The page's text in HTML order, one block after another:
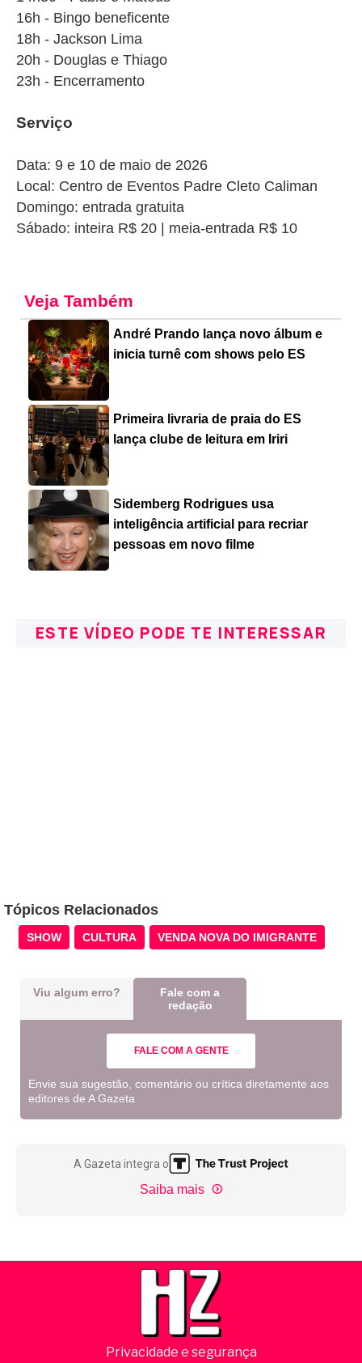
16h - Bingo beneficente
18h - Jackson Lima
20h - Douglas e Thiago
23h - Encerramento
Serviço
Data: 9 e 10 de maio de 2026
Local: Centro de Eventos Padre Cleto Caliman
Domingo: entrada gratuita
Sábado: inteira R$ 20 | meia-entrada R$ 10
Veja Também
André Prando lança novo álbum e
inicia turnê com shows pelo ES
Primeira livraria de praia do ES
lança clube de leitura em Iriri
Sidemberg Rodrigues usa
inteligência artificial para recriar
pessoas em novo filme
ESTE VÍDEO PODE TE INTERESSAR
Tópicos Relacionados
SHOW CULTURA VENDA NOVA DO IMIGRANTE
Viu algum erro?
Fale com a
redação
FALE COM A GENTE
Envie sua sugestão, comentário ou crítica diretamente aos
editores de A Gazeta
A Gazeta integra o
Saiba mais
Privacidade e segurança